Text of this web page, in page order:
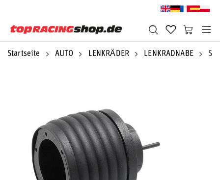
Startseite AUTO LENKRÄDER LENKRADNABE